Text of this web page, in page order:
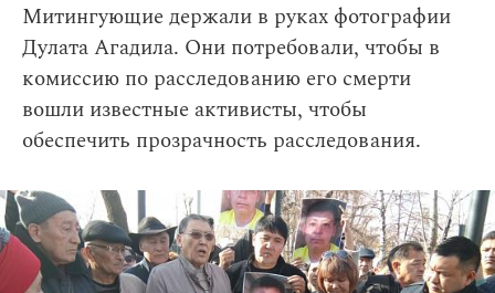
Митингующие держали в руках фотографии
Дулата Агадила. Они потребовали, чтобы в
комиссию по расследованию его смерти
вошли известные активисты, чтобы
обеспечить прозрачность расследования.